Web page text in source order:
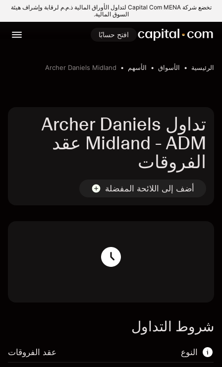
تخضع شركة Capital Com MENA لتداول الأوراق المالية ذ.م.م لرقابة وإشراف هيئة
السوق المالية.
افتح حسابًا
الرئيسية الأسواق الأسهم Archer Daniels Midland
تداول Archer Daniels
Midland - ADM عقد
الفروقات
أضف إلى اللائحة المفضلة
شروط التداول
النوع عقد الفروقات